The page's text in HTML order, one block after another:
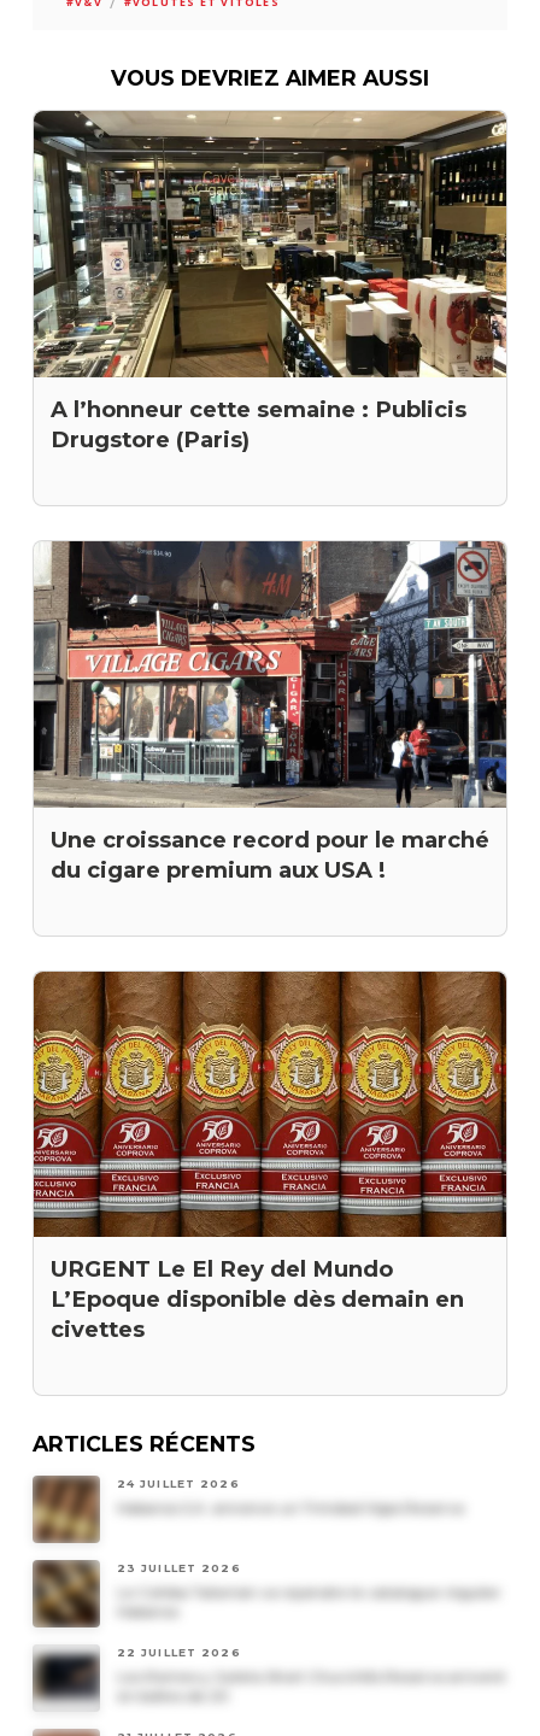
VOUS DEVRIEZ AIMER AUSSI
A l’honneur cette semaine : Publicis
Drugstore (Paris)
Une croissance record pour le marché
du cigare premium aux USA !
URGENT Le El Rey del Mundo
L’Epoque disponible dès demain en
civettes
ARTICLES RÉCENTS
24 JUILLET 2026
Habanos S.A. annonce un Trinidad Vigia Reserva
23 JUILLET 2026
Le Cohiba Talismán va rejoindre le catalogue régulier
Habanos
22 JUILLET 2026
Les Romeo y Julieta Short Churchills Reserva arrivent